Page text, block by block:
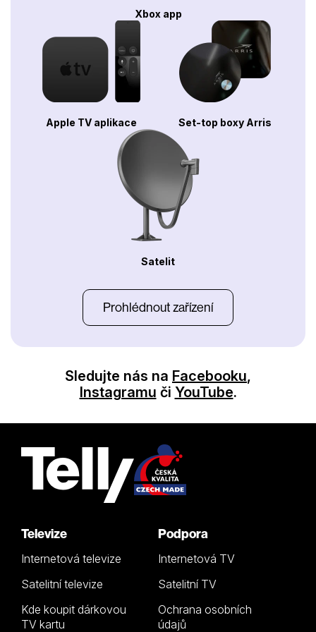
Xbox app
Apple TV aplikace Set-top boxy Arris
Satelit
Prohlédnout zařízení
Sledujte nás na Facebooku,
Instagramu či YouTube.
Televize
Internetová televize
Satelitní televize
Kde koupit dárkovou
TV kartu
Podpora
Internetová TV
Satelitní TV
Ochrana osobních
údajů